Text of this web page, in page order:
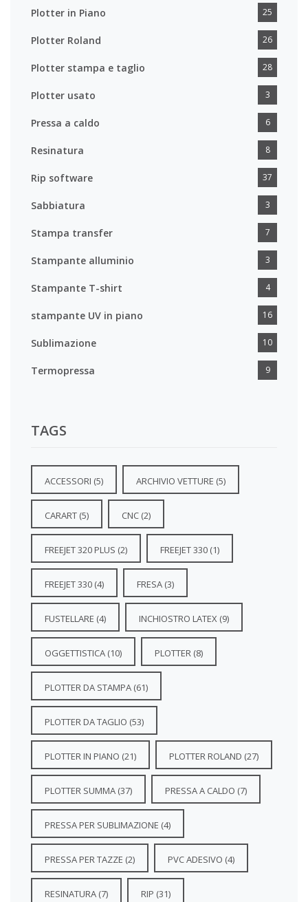
Plotter in Piano 25
Plotter Roland 26
Plotter stampa e taglio 28
Plotter usato 3
Pressa a caldo 6
Resinatura 8
Rip software 37
Sabbiatura 3
Stampa transfer 7
Stampante alluminio 3
Stampante T-shirt 4
stampante UV in piano 16
Sublimazione 10
Termopressa 9
TAGS
ACCESSORI (5) ARCHIVIO VETTURE (5)
CARART (5) CNC (2)
FREEJET 320 PLUS (2) FREEJET 330 (1)
FREEJET 330 (4) FRESA (3)
FUSTELLARE (4) INCHIOSTRO LATEX (9)
OGGETTISTICA (10) PLOTTER (8)
PLOTTER DA STAMPA (61)
PLOTTER DA TAGLIO (53)
PLOTTER IN PIANO (21) PLOTTER ROLAND (27)
PLOTTER SUMMA (37) PRESSA A CALDO (7)
PRESSA PER SUBLIMAZIONE (4)
PRESSA PER TAZZE (2) PVC ADESIVO (4)
RESINATURA (7) RIP (31)